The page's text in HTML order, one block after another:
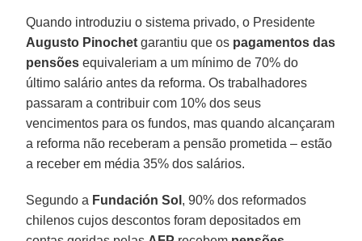
Quando introduziu o sistema privado, o Presidente
Augusto Pinochet garantiu que os pagamentos das
pensões equivaleriam a um mínimo de 70% do
último salário antes da reforma. Os trabalhadores
passaram a contribuir com 10% dos seus
vencimentos para os fundos, mas quando alcançaram
a reforma não receberam a pensão prometida – estão
a receber em média 35% dos salários.
Segundo a Fundación Sol , 90% dos reformados
chilenos cujos descontos foram depositados em